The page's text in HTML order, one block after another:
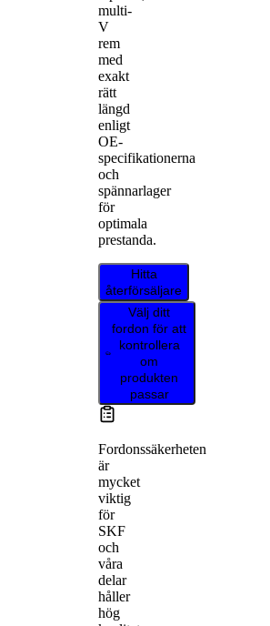
multi-
V
rem
med
exakt
rätt
längd
enligt
OE-
specifikationerna
och
spännarlager
för
optimala
prestanda.
Hitta
återförsäljare
Välj ditt
fordon för att
kontrollera
om
produkten
passar
Fordonssäkerheten
är
mycket
viktig
för
SKF
och
våra
delar
håller
hög